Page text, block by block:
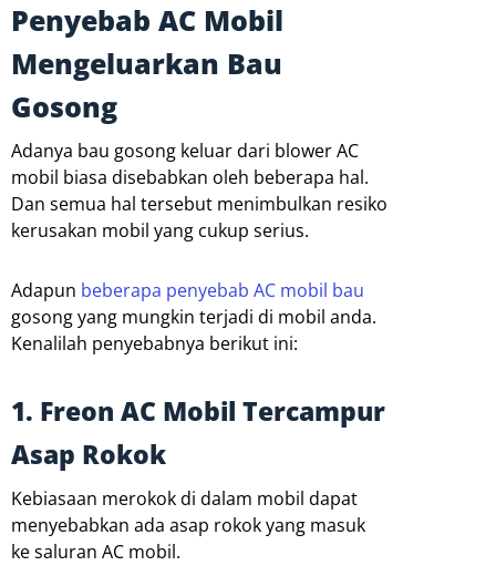
Penyebab AC Mobil
Mengeluarkan Bau
Gosong
Adanya bau gosong keluar dari blower AC
mobil biasa disebabkan oleh beberapa hal.
Dan semua hal tersebut menimbulkan resiko
kerusakan mobil yang cukup serius.
Adapun beberapa penyebab AC mobil bau
gosong yang mungkin terjadi di mobil anda.
Kenalilah penyebabnya berikut ini:
1. Freon AC Mobil Tercampur
Asap Rokok
Kebiasaan merokok di dalam mobil dapat
menyebabkan ada asap rokok yang masuk
ke saluran AC mobil.